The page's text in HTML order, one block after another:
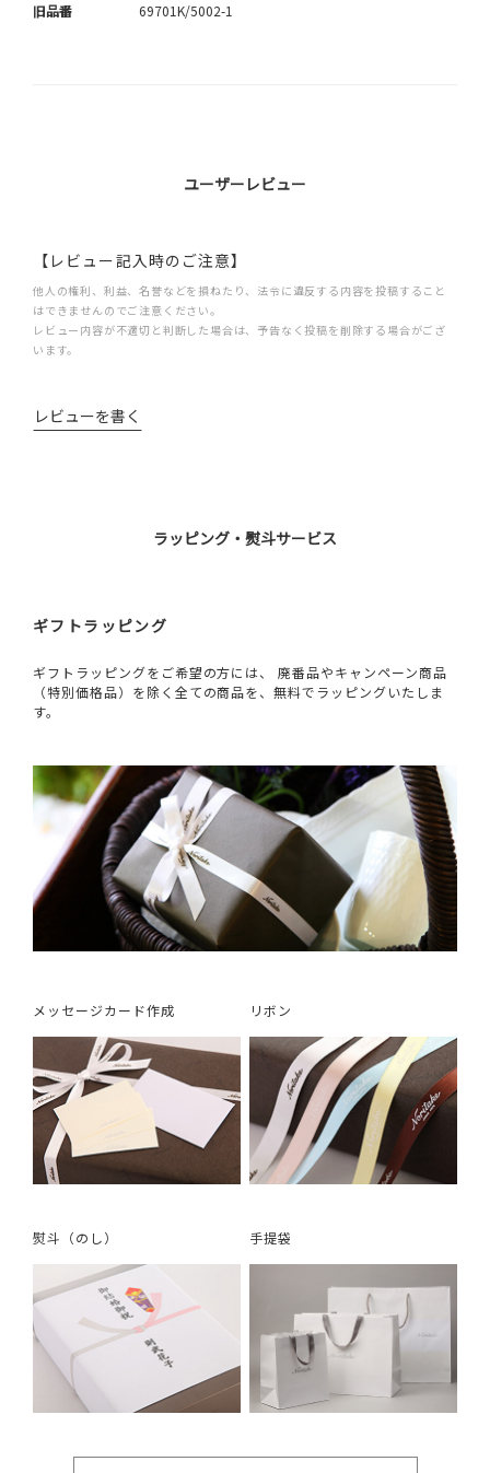
旧品番 69701K/5002-1
ユーザーレビュー
【レビュー記入時のご注意】
他人の権利、利益、名誉などを損ねたり、法令に違反する内容を投稿すること
はできませんのでご注意ください。
レビュー内容が不適切と判断した場合は、予告なく投稿を削除する場合がござ
います。
レビューを書く
ラッピング・熨斗サービス
ギフトラッピング
ギフトラッピングをご希望の方には、 廃番品やキャンペーン商品
（特別価格品）を除く全ての商品を、無料でラッピングいたしま
す。
メッセージカード作成 リボン
熨斗（のし） 手提袋